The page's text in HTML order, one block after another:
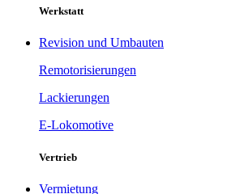
Werkstatt
Revision und Umbauten
Remotorisierungen
Lackierungen
E-Lokomotive
Vertrieb
Vermietung